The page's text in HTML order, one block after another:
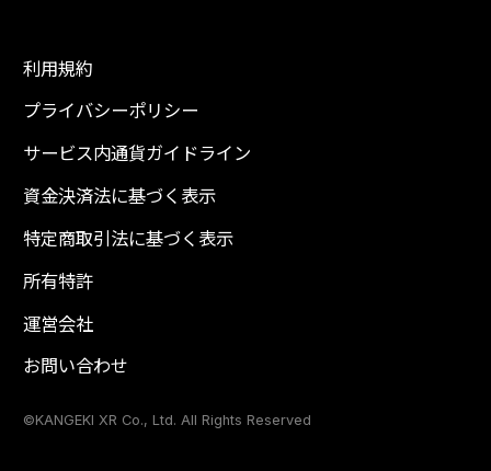
利用規約
プライバシーポリシー
サービス内通貨ガイドライン
資金決済法に基づく表示
特定商取引法に基づく表示
所有特許
運営会社
お問い合わせ
©KANGEKI XR Co., Ltd. All Rights Reserved